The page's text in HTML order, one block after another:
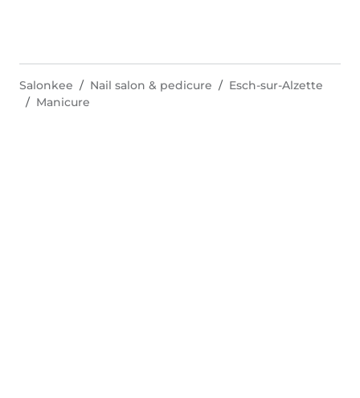
Salonkee Nail salon & pedicure
Esch-sur-Alzette
Manicure